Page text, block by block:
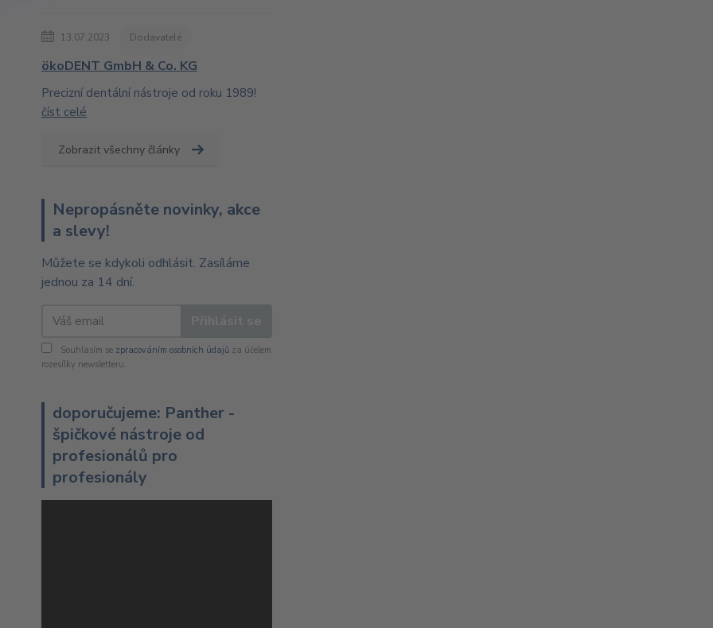
13.07.2023 Dodavatelé
ökoDENT GmbH & Co. KG
Precizní dentální nástroje od roku 1989!
číst celé
Zobrazit všechny články
Nepropásněte novinky, akce
a slevy!
Můžete se kdykoli odhlásit. Zasíláme
jednou za 14 dní.
Souhlasím se zpracováním osobních údajů za účelem
rozesílky newsletteru.
doporučujeme: Panther -
špičkové nástroje od
profesionálů pro
profesionály